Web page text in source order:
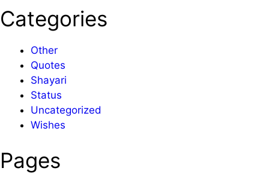
Categories
Other
Quotes
Shayari
Status
Uncategorized
Wishes
Pages